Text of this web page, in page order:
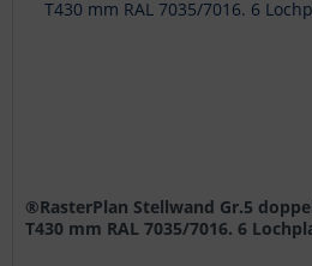
®RasterPlan Stellwand Gr.5
T430 mm RAL 7035/7016. 6